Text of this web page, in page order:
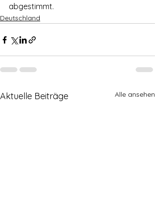
abgestimmt.
Deutschland
Aktuelle Beiträge Alle ansehen